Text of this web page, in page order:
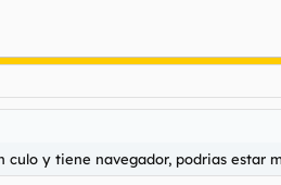
culo y tiene navegador, podrias estar